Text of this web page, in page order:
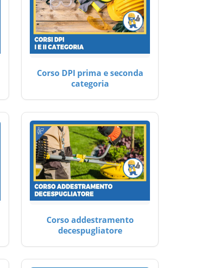
Corso DPI prima e seconda
categoria
Corso addestramento
decespugliatore